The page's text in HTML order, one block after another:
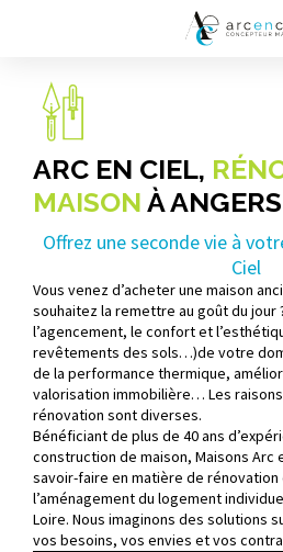
ARC EN CIEL,
MAISON À ANGERS
Offrez une seconde vie à
Ciel
Vous venez d’acheter une maison
souhaitez la remettre au goût du jour
l’agencement, le confort et
revêtements des sols…)de votre
de la performance thermique,
valorisation immobilière… Les
rénovation sont diverses.
Bénéficiant de plus de 40 ans
construction de maison, Maisons Arc
savoir-faire en matière de
l’aménagement du logement
Loire. Nous imaginons des solutions
vos besoins, vos envies et vos